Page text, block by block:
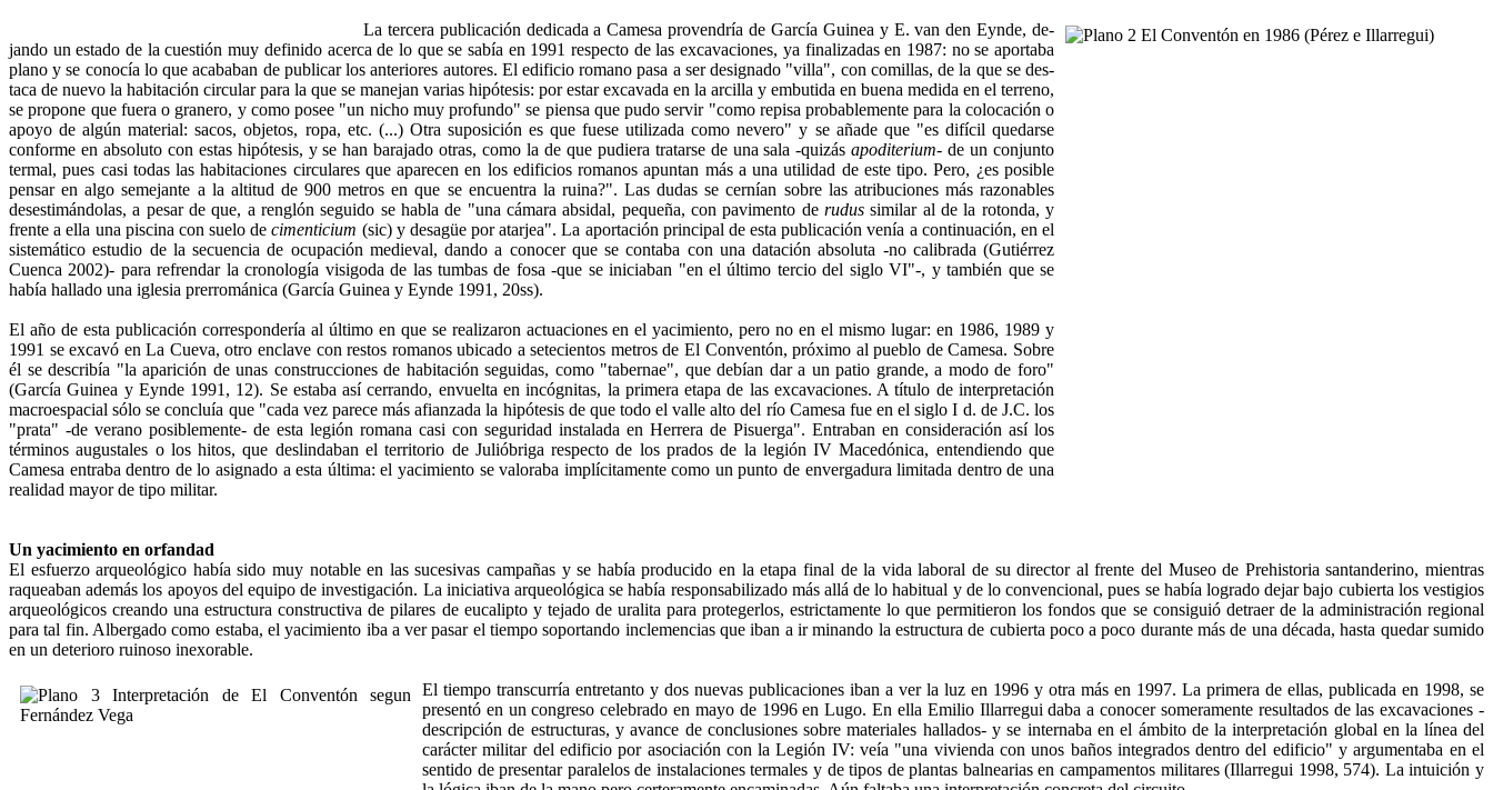
La tercera publicación dedicada a Camesa pro­vendría de García Guinea y E. van den Eynde, de­
jando un estado de la cuestión muy definido acerca de lo que se sabía en 1991 respecto de las exca­vaciones, ya finalizadas en 1987: no se aportaba
plano y se conocía lo que acababan de publicar los anteriores autores. El edificio romano pasa a ser designado "villa", con comillas, de la que se des­
taca de nuevo la habitación circular para la que se manejan varias hipótesis: por estar excavada en la arcilla y embutida en buena medida en el terreno,
se propone que fuera o granero, y como posee "un nicho muy profundo" se piensa que pudo servir "como repisa probablemente para la colocación o
apoyo de algún material: sacos, objetos, ropa, etc. (...) Otra suposición es que fuese utilizada como ne­vero" y se añade que "es difícil quedarse
conforme en absoluto con estas hipótesis, y se han barajado otras, como la de que pudiera tratarse de una sala -quizás apoditerium- de un conjunto
termal, pues casi todas las habitaciones circulares que apare­cen en los edificios romanos apuntan más a una utilidad de este tipo. Pero, ¿es posible
pensar en algo semejante a la altitud de 900 metros en que se encuentra la ruina?". Las dudas se cernían sobre las atribuciones más razonables
desestimándolas, a pesar de que, a renglón seguido se habla de "una cámara absidal, pequeña, con pavimento derudussimilar al de la rotonda, y
frente a ella una piscina con suelo de cimenticium (sic) y desagüe por atar­jea". La aportación principal de esta publicación venía a continuación, en el
sistemático estudio de la secuencia de ocupación medieval, dando a cono­cer que se contaba con una datación absoluta -no calibrada (Gutiérrez
Cuenca 2002)- para refrendar la cronología visigoda de las tumbas de fosa -que se iniciaban "en el último tercio del siglo VI"-, y también que se
había hallado una iglesia prerrománica (García Guinea y Eynde 1991, 20ss).
El año de esta publicación correspondería al último en que se realizaron actuaciones en el yaci­miento, pero no en el mismo lugar: en 1986, 1989 y
1991 se excavó en La Cueva, otro enclave con restos romanos ubicado a setecientos metros de El Conventón, próximo al pueblo de Camesa. Sobre
él se describía "la aparición de unas construccio­nes de habitación seguidas, como "tabernae", que debían dar a un patio grande, a modo de foro"
(García Guinea y Eynde 1991, 12). Se estaba así cerrando, envuelta en incógnitas, la primera etapa de las excavaciones. A título de interpretación
macroespacial sólo se concluía que "cada vez parece más afianzada la hipótesis de que todo el valle alto del río Camesa fue en el siglo I d. de J.C. los
"prata" -de verano posiblemente- de esta legión romana casi con seguridad instalada en Herrera de Pisuerga". Entraban en consideración así los
términos augustales o los hitos, que deslindaban el territorio de Julióbriga respecto de los prados de la legión IV Macedónica, entendiendo que
Camesa entraba dentro de lo asignado a esta última: el yacimiento se valoraba implícitamente como un punto de en­vergadura limitada dentro de una
realidad mayor de tipo militar.
Un yacimiento en orfandad
El esfuerzo arqueológico había sido muy no­table en las sucesivas campañas y se había pro­ducido en la etapa final de la vida laboral de su director al frente del Museo de Prehistoria santanderino, mientras
raqueaban además los apoyos del equipo de investigación. La iniciativa arqueológica se había responsabilizado más allá de lo habitual y de lo convencional, pues se había logrado dejar bajo cubierta los vestigios
arqueológicos creando una estructura constructiva de pilares de eucalipto y tejado de uralita para protegerlos, estrictamen­te lo que permitieron los fondos que se consiguió detraer de la administración regional
para tal fin. Albergado como estaba, el yacimiento iba a ver pa­sar el tiempo soportando inclemencias que iban a ir minando la estructura de cubierta poco a poco durante más de una década, hasta quedar sumido
en un deterioro ruinoso inexorable.
El tiempo transcurría entretanto y dos nuevas publicaciones iban a ver la luz en 1996 y otra más en 1997. La primera de ellas, publicada en 1998, se
presentó en un congreso celebrado en mayo de 1996 en Lugo. En ella Emilio Illarregui daba a co­nocer someramente resultados de las excavaciones -
descripción de estructuras, y avance de conclu­siones sobre materiales hallados- y se internaba en el ámbito de la interpretación global en la línea del
carácter militar del edificio por asociación con la Legión IV: veía "una vivienda con unos baños integrados dentro del edificio" y argumentaba en el
sentido de presentar paralelos de instalaciones termales y de tipos de plantas balnearias en cam­pamentos militares (Illarregui 1998, 574). La intui­ción y